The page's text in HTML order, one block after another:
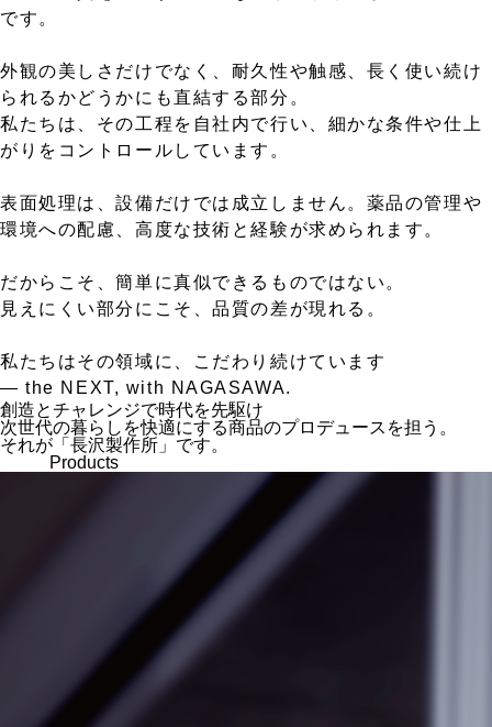
です。
外観の美しさだけでなく、耐久性や触感、長く使い続け
られるかどうかにも直結する部分。
私たちは、その工程を自社内で行い、細かな条件や仕上
がりをコントロールしています。
表面処理は、設備だけでは成立しません。薬品の管理や
環境への配慮、高度な技術と経験が求められます。
だからこそ、簡単に真似できるものではない。
見えにくい部分にこそ、品質の差が現れる。
私たちはその領域に、こだわり続けています
— the NEXT, with NAGASAWA.
創造とチャレンジで時代を先駆け
次世代の暮らしを快適にする商品のプロデュースを担う。
それが「長沢製作所」です。
Products